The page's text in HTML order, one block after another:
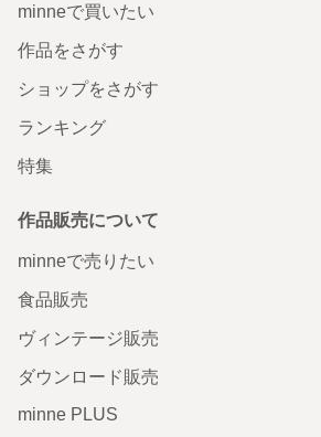
minneで買いたい
作品をさがす
ショップをさがす
ランキング
特集
作品販売について
minneで売りたい
食品販売
ヴィンテージ販売
ダウンロード販売
minne PLUS